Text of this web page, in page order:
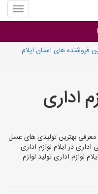
منوی
سایت
اداری
فروشنده های استان ایلام
اداری
معرفی بهترین تولیدی های عسل
در ایلام لوازم اداری
لوازم اداری تولید لوازم